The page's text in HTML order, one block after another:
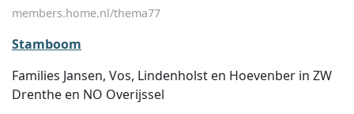
members.home.nl/thema77
Stamboom
Families Jansen, Vos, Lindenholst en Hoevenber in ZW
Drenthe en NO Overijssel